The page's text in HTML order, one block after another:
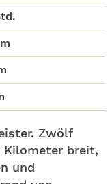
Zwölf
breit,
und